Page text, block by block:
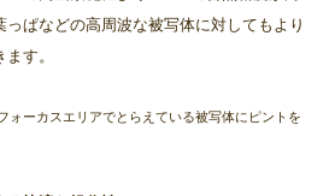
っぱなどの高周波な被写体に対してもより
す。
ォーカスエリアでとらえている被写体にピントを